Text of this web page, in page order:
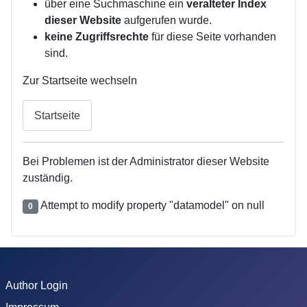
über eine Suchmaschine ein veralteter Index
dieser Website aufgerufen wurde.
keine Zugriffsrechte für diese Seite vorhanden
sind.
Zur Startseite wechseln
Startseite
Bei Problemen ist der Administrator dieser Website
zuständig.
0 Attempt to modify property "datamodel" on null
Author Login